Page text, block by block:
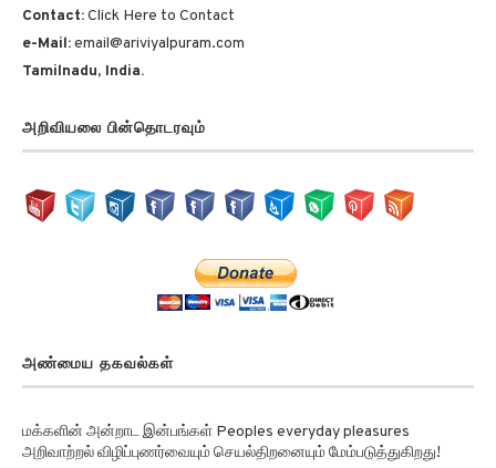
Contact:Click Here to Contact
e-Mail:email@ariviyalpuram.com
Tamilnadu, India.
அறிவியலை பின்தொடரவும்
அண்மைய தகவல்கள்
மக்களின் அன்றாட இன்பங்கள் Peoples everyday pleasures
அறிவாற்றல் விழிப்புணர்வையும் செயல்திறனையும் மேம்படுத்துகிறது!